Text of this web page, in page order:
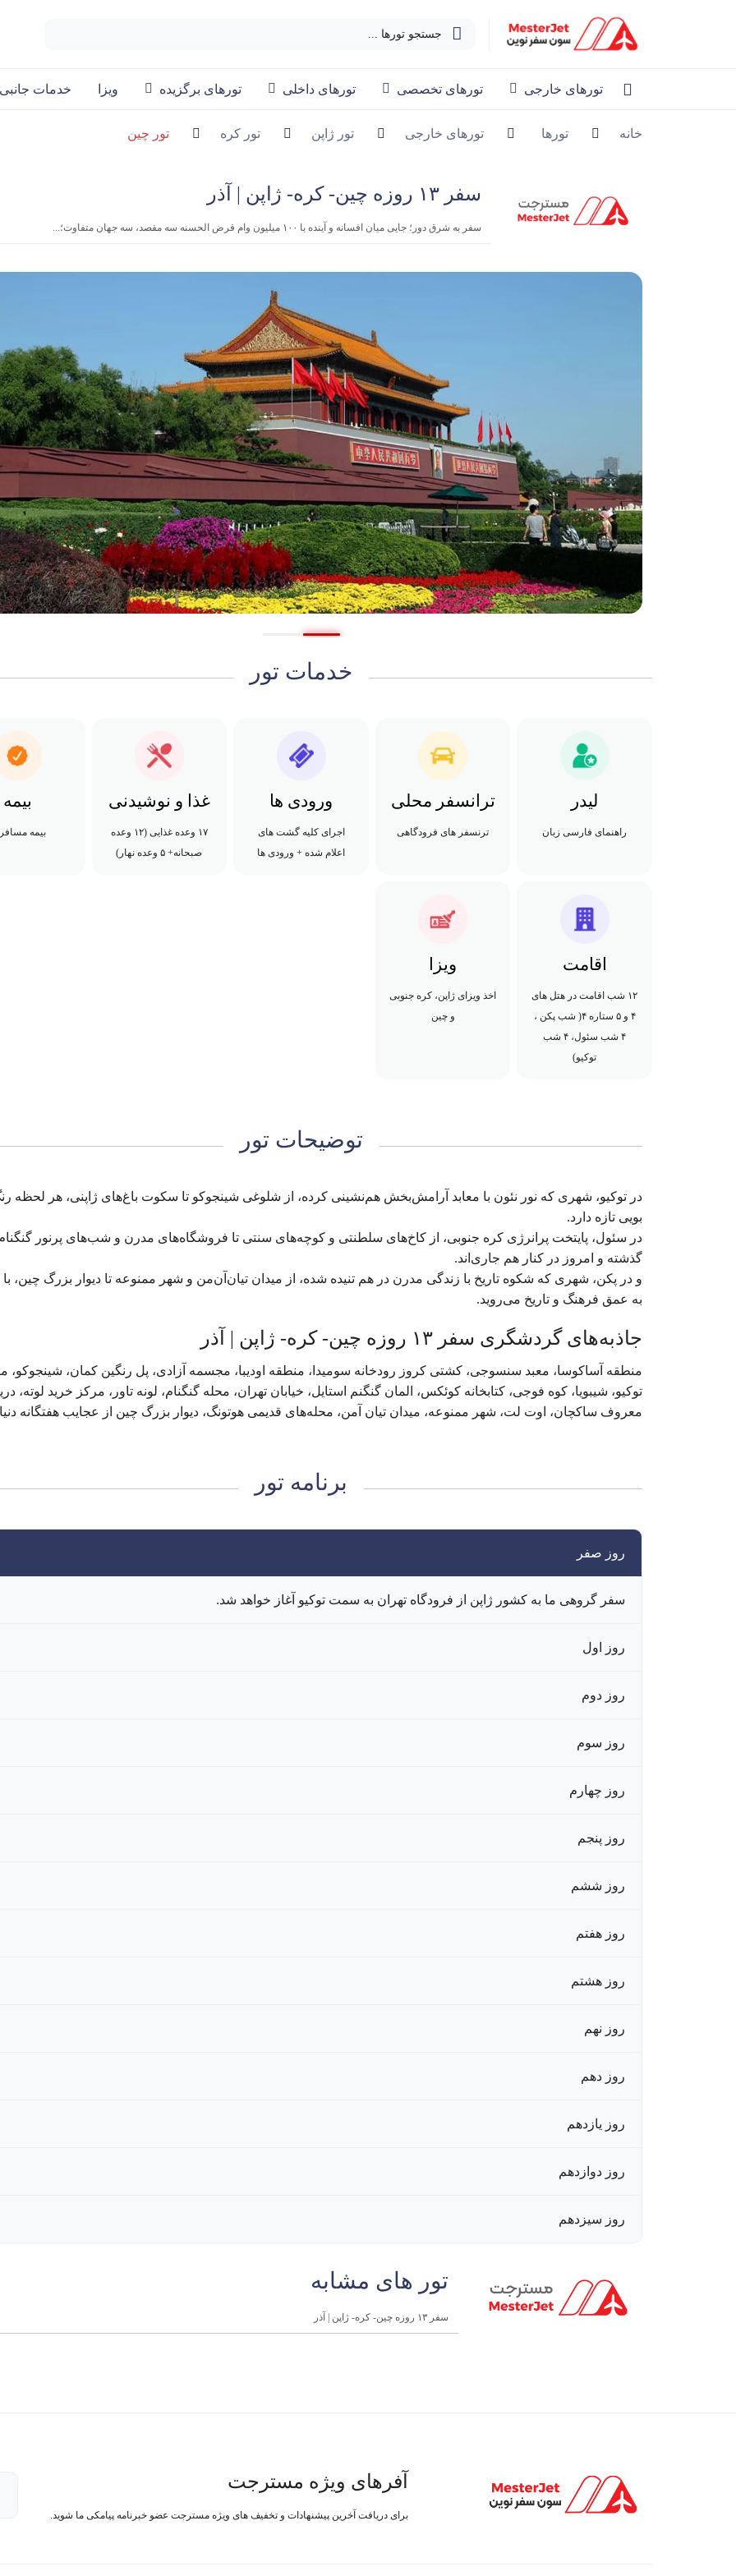
جستجو تورها ...
تورهای خارجی تورهای تخصصی تورهای داخلی تورهای برگزیده ویزا خدمات
خانه تورها تورهای خارجی تور ژاپن تور کره تور چین
سفر ۱۳ روزه چین- کره- ژاپن | آذر
سفر به شرق دور؛ جایی میان افسانه و آینده با ۱۰۰ میلیون وام قرض الحسنه سه مقصد، سه جهان متفاوت؛...
خدمات تور
لیدر
راهنمای فارسی زبان
ترانسفر محلی
ترنسفر های فرودگاهی
ورودی ها
اجرای کلیه گشت های
اعلام شده + ورودی ها
غذا و نوشیدنی
۱۷ وعده غذایی (۱۲ وعده
صبحانه+ ۵ وعده نهار)
بیمه
بیمه
اقامت
۱۲ شب اقامت در هتل های
۴ و ۵ ستاره ۴( شب پکن ،
۴ شب سئول، ۴ شب
توکیو)
ویزا
اخذ ویزای ژاپن، کره جنوبی
و چین
توضیحات تور
در توکیو، شهری که نور نئون با معابد آرامش‌بخش هم‌نشینی کرده، از شلوغی شینجوكو تا سکوت باغ‌های ژاپنی، هر لحظه
بویی تازه دارد.
در سئول، پایتخت پرانرژی کره جنوبی، از کاخ‌های سلطنتی و کوچه‌های سنتی تا فروشگاه‌های مدرن و شب‌های پرنور
گذشته و امروز در کنار هم جاری‌اند.
و در پکن، شهری که شکوه تاریخ با زندگی مدرن در هم تنیده شده، از میدان تیان‌آن‌من و شهر ممنوعه تا دیوار بزرگ چین،
به عمق فرهنگ و تاریخ می‌روید.
جاذبه‌های گردشگری سفر ۱۳ روزه چین- کره- ژاپن | آذر
منطقه آساکوسا، معبد سنسوجی، کشتی کروز رودخانه سومیدا، منطقه اودیبا، مجسمه آزادی، پل رنگین کمان، شینجوکو،
توکیو، شیبویا، کوه فوجی، کتابخانه کوئکس، المان گنگنم استایل، خیابان تهران، محله گنگنام، لونه تاور، مرکز خرید لوته،
معروف ساکچان، اوت لت، شهر ممنوعه، میدان تیان آمن، محله‌های قدیمی هوتونگ، دیوار بزرگ چین از عجایب هفتگانه
برنامه تور
روز صفر
سفر گروهی ما به کشور ژاپن از فرودگاه تهران به سمت توکیو آغاز خواهد شد.
روز اول
روز دوم
روز سوم
روز چهارم
روز پنجم
روز ششم
روز هفتم
روز هشتم
روز نهم
روز دهم
روز یازدهم
روز دوازدهم
روز سیزدهم
تور های مشابه
سفر ۱۳ روزه چین- کره- ژاپن | آذر
آفرهای ویژه مسترجت
برای دریافت آخرین پیشنهادات و تخفیف های ویژه مسترجت عضو خبرنامه پیامکی ما شوید.